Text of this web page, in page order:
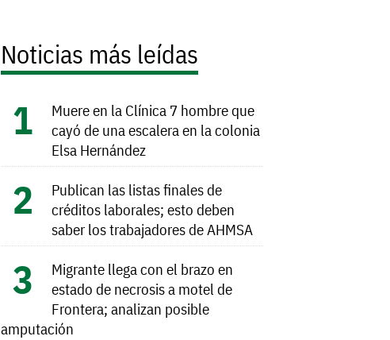
Noticias más leídas
Muere en la Clínica 7 hombre que
cayó de una escalera en la colonia
Elsa Hernández
Publican las listas finales de
créditos laborales; esto deben
saber los trabajadores de AHMSA
Migrante llega con el brazo en
estado de necrosis a motel de
Frontera; analizan posible
amputación